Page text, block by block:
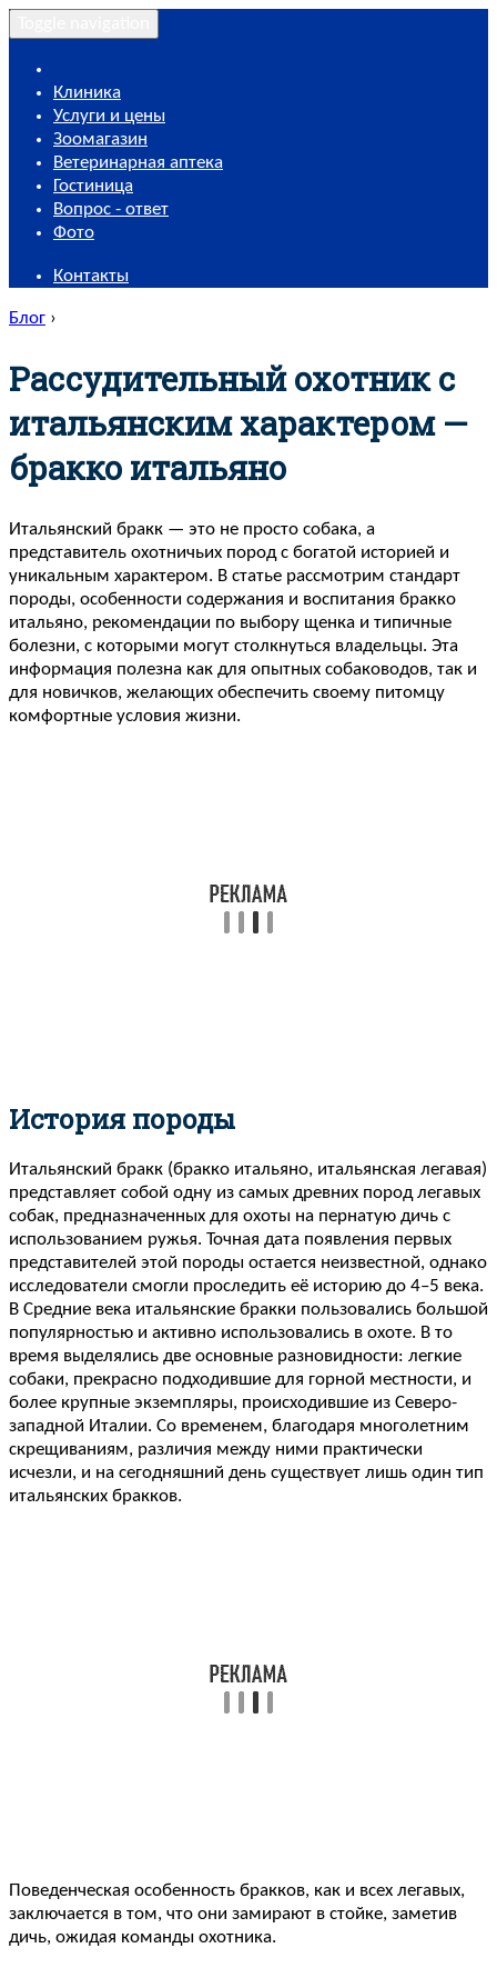
Клиника
Услуги и цены
Зоомагазин
Ветеринарная аптека
Гостиница
Вопрос - ответ
Фото
Контакты
Блог ›
Рассудительный охотник с
итальянским характером —
бракко итальяно
Итальянский бракк — это не просто собака, а
представитель охотничьих пород с богатой историей и
уникальным характером. В статье рассмотрим стандарт
породы, особенности содержания и воспитания бракко
итальяно, рекомендации по выбору щенка и типичные
болезни, с которыми могут столкнуться владельцы. Эта
информация полезна как для опытных собаководов, так и
для новичков, желающих обеспечить своему питомцу
комфортные условия жизни.
История породы
Итальянский бракк (бракко итальяно, итальянская легавая)
представляет собой одну из самых древних пород легавых
собак, предназначенных для охоты на пернатую дичь с
использованием ружья. Точная дата появления первых
представителей этой породы остается неизвестной, однако
исследователи смогли проследить её историю до 4–5 века.
В Средние века итальянские бракки пользовались большой
популярностью и активно использовались в охоте. В то
время выделялись две основные разновидности: легкие
собаки, прекрасно подходившие для горной местности, и
более крупные экземпляры, происходившие из Северо-
западной Италии. Со временем, благодаря многолетним
скрещиваниям, различия между ними практически
исчезли, и на сегодняшний день существует лишь один тип
итальянских бракков.
Поведенческая особенность бракков, как и всех легавых,
заключается в том, что они замирают в стойке, заметив
дичь, ожидая команды охотника.